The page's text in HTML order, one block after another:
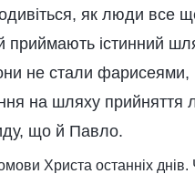
як люди все
приймають істинний
не стали фарисеями,
на шляху прийняття
що й Павло.
Христа останніх днів.